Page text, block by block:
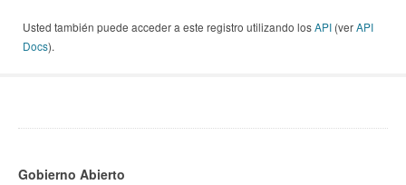
Usted también puede acceder a este registro utilizando losAPI (verAPI
Docs).
Gobierno Abierto